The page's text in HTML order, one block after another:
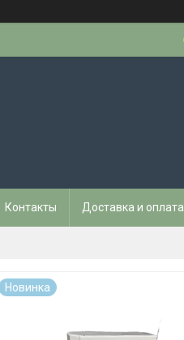
Контакты Доставка и оплата
Новинка